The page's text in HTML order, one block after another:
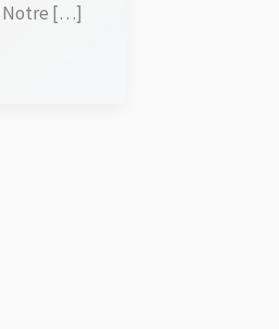
Notre […]